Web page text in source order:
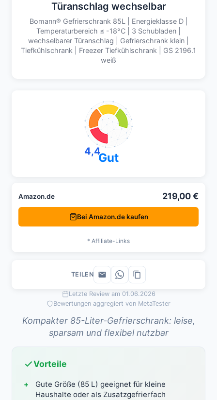
Türanschlag wechselbar
Bomann® Gefrierschrank 85L | Energieklasse D |
Temperaturbereich ≤ -18°C | 3 Schubladen |
wechselbarer Türanschlag | Gefrierschrank klein |
Tiefkühlschrank | Freezer Tiefkühlschrank | GS 2196.1
weiß
Letzte Review am 01.06.2026
Bewertungen aggregiert von MetaTester
Kompakter 85-Liter-Gefrierschrank: leise,
sparsam und flexibel nutzbar
Vorteile
Gute Größe (85 L) geeignet für kleine
Haushalte oder als Zusatzgefrierfach
4,4Gut
Amazon.de 219,00 €
Bei Amazon.de kaufen
* Affiliate-Links
TEILEN